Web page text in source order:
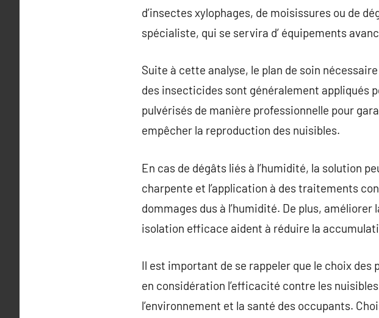
d’insectes xylophages, de moisissures ou de
spécialiste, qui se servira d’ équipements
Suite à cette analyse, le plan de soin
des insecticides sont généralement appliqués
pulvérisés de manière professionnelle pour
empêcher la reproduction des nuisibles.
En cas de dégâts liés à l’humidité, la solution
charpente et l’application à des traitements
dommages dus à l’humidité. De plus,
isolation efficace aident à réduire la
Il est important de se rappeler que le choix
en considération l’efficacité contre les
l’environnement et la santé des occupants.